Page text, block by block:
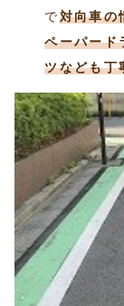
で対向車の
ペーパード
ツなども丁